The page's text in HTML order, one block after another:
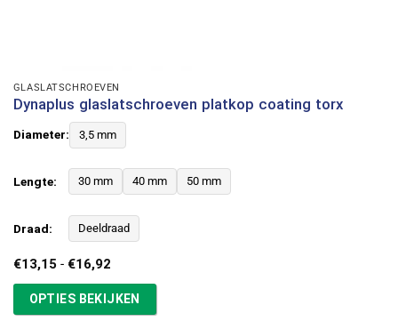
GLASLATSCHROEVEN
Dynaplus glaslatschroeven platkop coating torx
Diameter: 3,5 mm
Lengte: 30 mm 40 mm 50 mm
Draad: Deeldraad
€13,15 - €16,92Prijsklasse:
tot
€16,92
OPTIES BEKIJKEN